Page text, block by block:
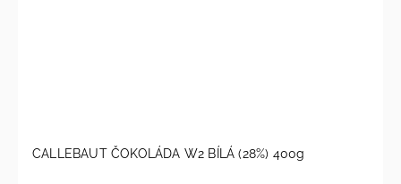
CALLEBAUT ČOKOLÁDA W2 BÍLÁ (28%) 400g